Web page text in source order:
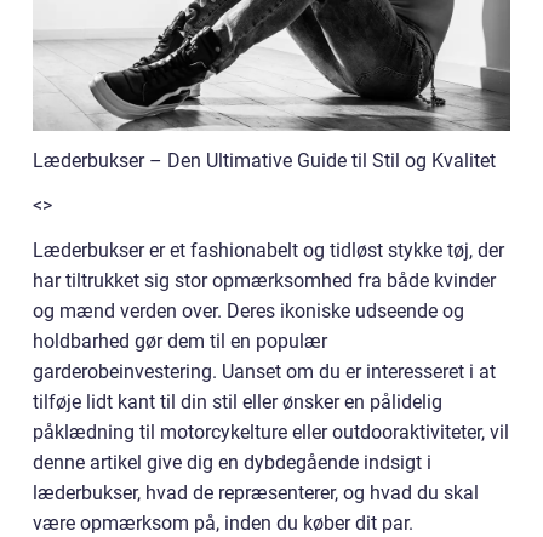
Læderbukser – Den Ultimative Guide til Stil og Kvalitet
<>
Læderbukser er et fashionabelt og tidløst stykke tøj, der
har tiltrukket sig stor opmærksomhed fra både kvinder
og mænd verden over. Deres ikoniske udseende og
holdbarhed gør dem til en populær
garderobeinvestering. Uanset om du er interesseret i at
tilføje lidt kant til din stil eller ønsker en pålidelig
påklædning til motorcykelture eller outdooraktiviteter, vil
denne artikel give dig en dybdegående indsigt i
læderbukser, hvad de repræsenterer, og hvad du skal
være opmærksom på, inden du køber dit par.